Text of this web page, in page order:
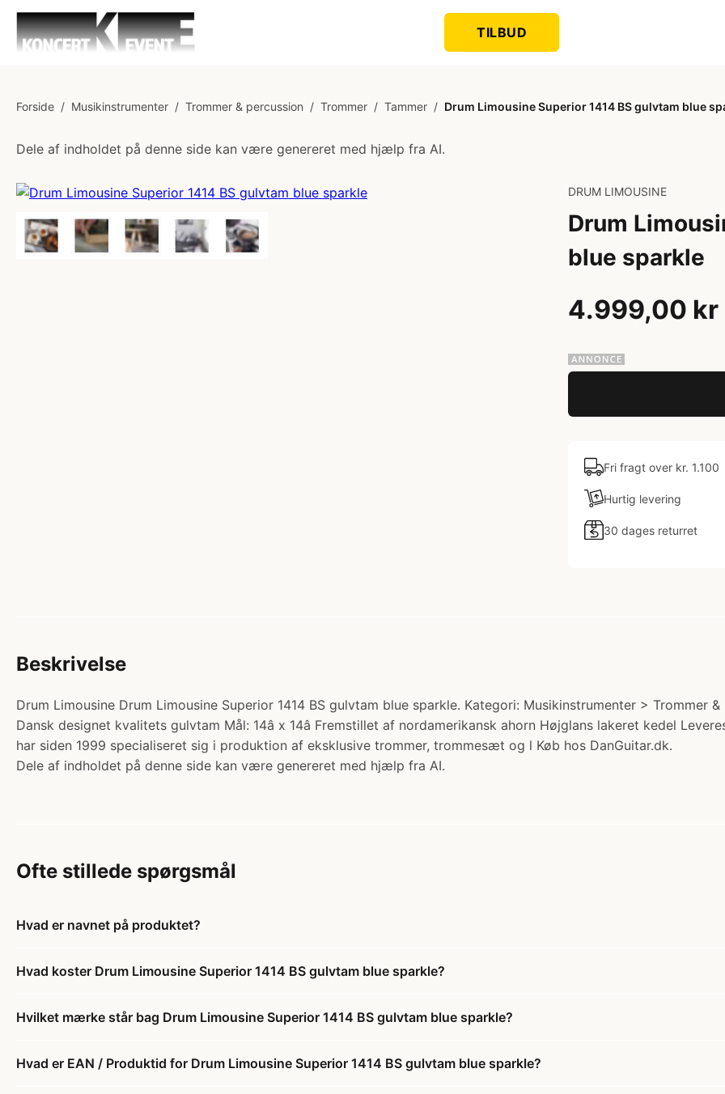
TILBUD
Forside / Musikinstrumenter / Trommer & percussion / Trommer / Tammer / Drum Limousine Superior 1414 BS gulvtam blue
Dele af indholdet på denne side kan være genereret med hjælp fra AI.
DRUM LIMOUSINE
Drum
blue sparkle
4.999,00 kr
Fri fragt over kr. 1.100
Hurtig levering
30 dages returret
Beskrivelse
Drum Limousine Drum Limousine Superior 1414 BS gulvtam blue sparkle. Kategori: Musikinstrumenter > Trommer
Dansk designet kvalitets gulvtam Mål: 14â x 14â Fremstillet af nordamerikansk ahorn Højglans lakeret kedel
har siden 1999 specialiseret sig i produktion af eksklusive trommer, trommesæt og l Køb hos DanGuitar.dk.
Dele af indholdet på denne side kan være genereret med hjælp fra AI.
Ofte stillede spørgsmål
Hvad er navnet på produktet?
Hvad koster Drum Limousine Superior 1414 BS gulvtam blue sparkle?
Hvilket mærke står bag Drum Limousine Superior 1414 BS gulvtam blue sparkle?
Hvad er EAN / Produktid for Drum Limousine Superior 1414 BS gulvtam blue sparkle?